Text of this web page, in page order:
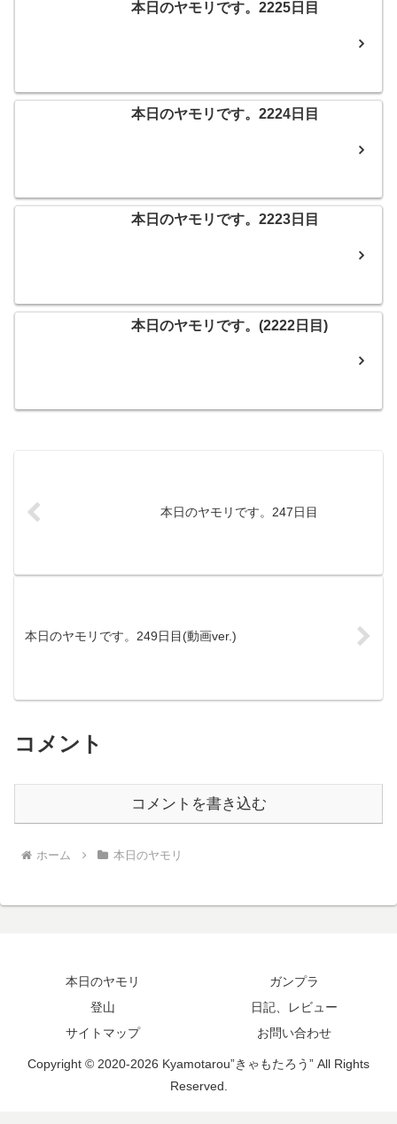
本日のヤモリです。2225日目
本日のヤモリです。2224日目
本日のヤモリです。2223日目
本日のヤモリです。(2222日目)
本日のヤモリです。247日目
本日のヤモリです。249日目(動画ver.)
コメント
コメントを書き込む
ホーム 本日のヤモリ
本日のヤモリ
ガンプラ
登山
日記、レビュー
サイトマップ
お問い合わせ
Copyright © 2020-2026 Kyamotarou”きゃもたろう” All Rights
Reserved.